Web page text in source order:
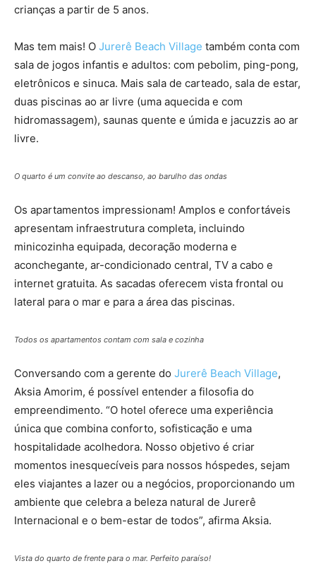
crianças a partir de 5 anos.
Mas tem mais! O Jurerê Beach Village também conta com
sala de jogos infantis e adultos: com pebolim, ping-pong,
eletrônicos e sinuca. Mais sala de carteado, sala de estar,
duas piscinas ao ar livre (uma aquecida e com
hidromassagem), saunas quente e úmida e jacuzzis ao ar
livre.
O quarto é um convite ao descanso, ao barulho das ondas
Os apartamentos impressionam! Amplos e confortáveis
apresentam infraestrutura completa, incluindo
minicozinha equipada, decoração moderna e
aconchegante, ar-condicionado central, TV a cabo e
internet gratuita. As sacadas oferecem vista frontal ou
lateral para o mar e para a área das piscinas.
Todos os apartamentos contam com sala e cozinha
Conversando com a gerente do Jurerê Beach Village,
Aksia Amorim, é possível entender a filosofia do
empreendimento. “O hotel oferece uma experiência
única que combina conforto, sofisticação e uma
hospitalidade acolhedora. Nosso objetivo é criar
momentos inesquecíveis para nossos hóspedes, sejam
eles viajantes a lazer ou a negócios, proporcionando um
ambiente que celebra a beleza natural de Jurerê
Internacional e o bem-estar de todos”, afirma Aksia.
Vista do quarto de frente para o mar. Perfeito paraíso!